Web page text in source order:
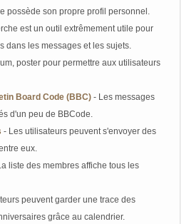
possède son propre profil personnel.
est un outil extrêmement utile pour
dans les messages et les sujets.
poster pour permettre aux utilisateurs
Board Code (BBC) - Les messages
d'un peu de BBCode.
- Les utilisateurs peuvent s'envoyer des
eux.
liste des membres affiche tous les
peuvent garder une trace des
grâce au calendrier.